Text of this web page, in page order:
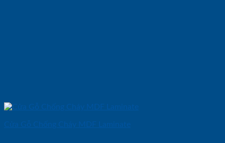
Cửa Gỗ Chống Cháy MDF Laminate